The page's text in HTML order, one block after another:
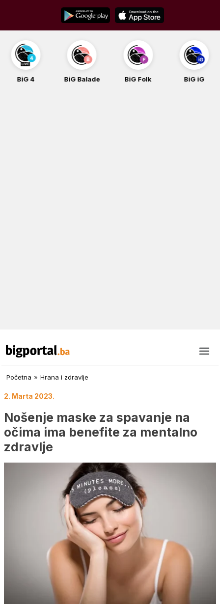
content
BiG Balade BiG Folk BiG iG
Početna » Hrana i zdravlje
2. Marta 2023.
Nošenje maske za spavanje na
očima ima benefite za mentalno
zdravlje